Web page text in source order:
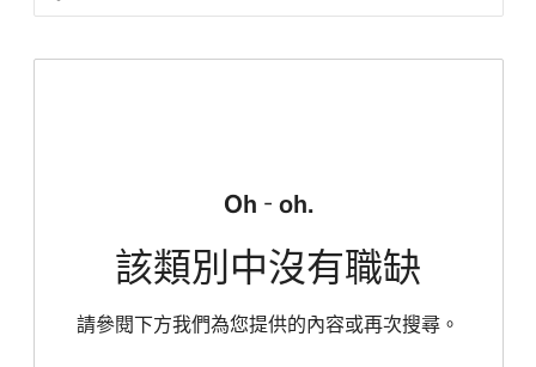
Oh - oh.
該類別中沒有職缺
請參閱下方我們為您提供的內容或再次搜尋。